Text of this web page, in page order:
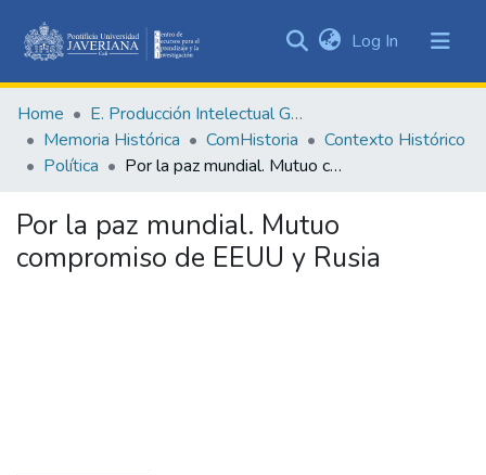
&
Collections
All of DSpace
Statistics
Log In (current)
Home
E. Producción Intelectual General
Memoria Histórica
ComHistoria
Contexto Histórico
Política
Por la paz mundial. Mutuo compromiso de EEUU y Rusia
Por la paz mundial. Mutuo
compromiso de EEUU y Rusia